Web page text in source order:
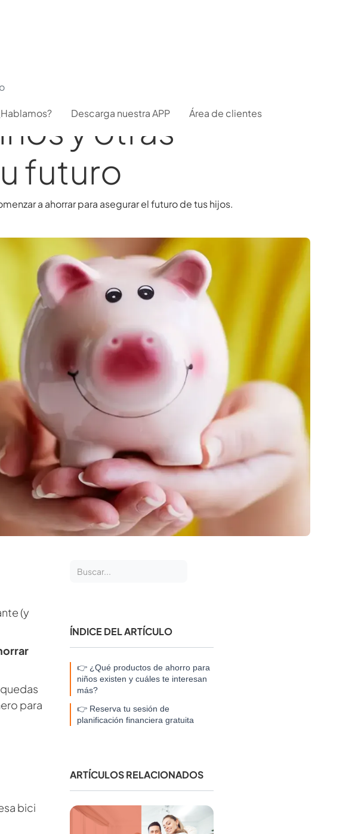
Descarga nuestra APP Área de clientes
y otras
futuro
a ahorrar para asegurar el futuro de tus hijos.
(y
para
bici
ÍNDICE DEL ARTÍCULO
👉 ¿Qué productos de ahorro para
niños existen y cuáles te interesan
más?
👉 Reserva tu sesión de
planificación financiera gratuita
ARTÍCULOS RELACIONADOS